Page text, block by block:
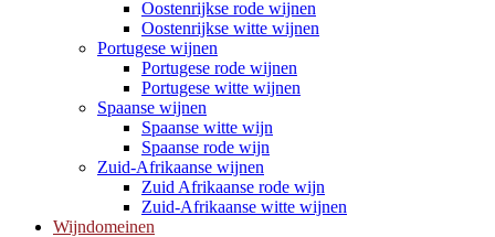
Oostenrijkse rode wijnen
Oostenrijkse witte wijnen
Portugese wijnen
Portugese rode wijnen
Portugese witte wijnen
Spaanse wijnen
Spaanse witte wijn
Spaanse rode wijn
Zuid-Afrikaanse wijnen
Zuid Afrikaanse rode wijn
Zuid-Afrikaanse witte wijnen
Wijndomeinen